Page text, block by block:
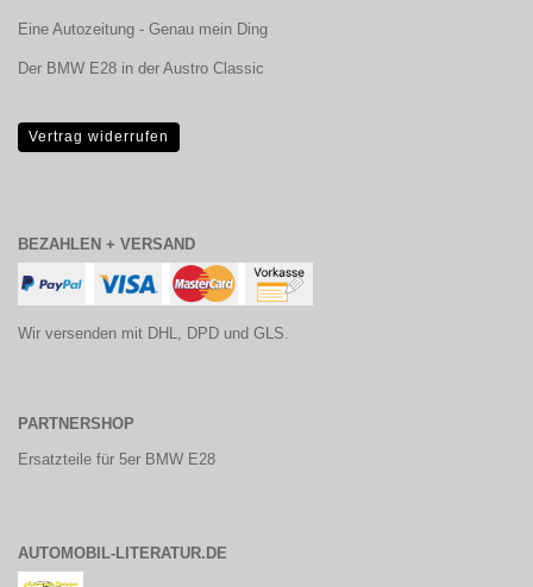
Eine Autozeitung - Genau mein Ding
Der BMW E28 in der Austro Classic
Vertrag widerrufen
BEZAHLEN + VERSAND
Wir versenden mit DHL, DPD und GLS.
PARTNERSHOP
Ersatzteile für 5er BMW E28
AUTOMOBIL-LITERATUR.DE